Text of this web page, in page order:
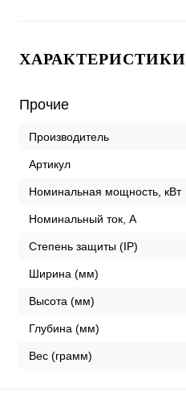
ХАРАКТЕРИСТИКИ
Прочие
Производитель
Артикул
Номинальная мощность, кВт
Номинальный ток, А
Степень защиты (IP)
Ширина (мм)
Высота (мм)
Глубина (мм)
Вес (грамм)